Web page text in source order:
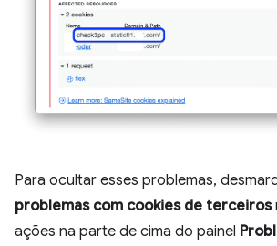
Para ocultar esses problemas,
problemas com cookies de terceiros
ações na parte de cima do painel